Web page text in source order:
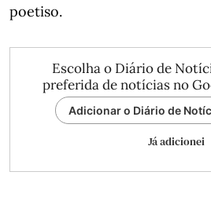
poetiso.
Escolha o Diário de
preferida de notícias no
Adicionar o Diário de
Já adicionei